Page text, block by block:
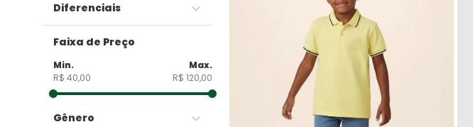
Bege
Branco
Diferenciais
100% Algodão
Básico Premium
Faixa de Preço
R$ 40,00 R$ 120,00
Gênero